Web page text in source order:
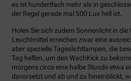
es ist hundertfach mehr als in
der Regel gerade mal 500 Lux hell ist.
Holen Sie sich zudem Sonnenlicht in
Leuchtmittel erreichen zwar eine
aber spezielle Tageslichtlampen, die
Tag helfen, um den WachKick zu
morgens circa eine halbe Stunde etwa
davorsetzt und ab und zu hineinblickt,